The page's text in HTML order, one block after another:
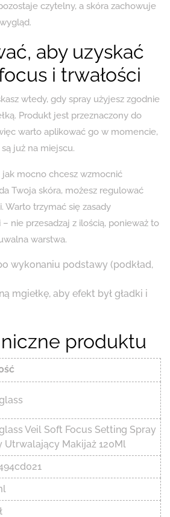
czytelny, a skóra zachowuje
aby uzyskać
i trwałości
wtedy, gdy spray użyjesz zgodnie
Produkt jest przeznaczony do
warto aplikować go w momencie,
już na miejscu.
mocno chcesz wzmocnić
Twoja skóra, możesz regulować
Warto trzymać się zasady
nie przesadzaj z ilością, ponieważ to
warstwa.
wykonaniu podstawy (podkład,
mgiełkę, aby efekt był gładki i
produktu
Veil Soft Focus Setting Spray
Utrwalający Makijaż 120Ml